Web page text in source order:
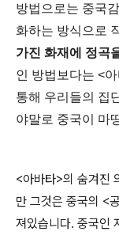
방법으로는 중국
화하는 방식으로
가진 화재에 정곡
인 방법보다는 <
통해 우리들의 집
야말로 중국이 마
<아바타>의 숨겨진
만 그것은 중국의 <
져있습니다. 중국인